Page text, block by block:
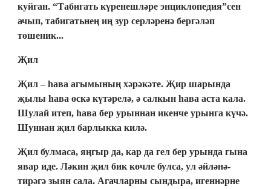
куйган. “Табигать күренешләре энциклопедия”сен
ачып, табигатьнең иң зур серләренә бергәләп
төшеник...
Җил
Җил – һава агымының хәрәкәте. Җир шарында
җылы һава өскә күтәрелә, ә салкын һава аста кала.
Шулай итеп, һава бер урыннан икенче урынга күчә.
Шуннан җил барлыкка килә.
Җил булмаса, яңгыр да, кар да гел бер урында гына
явар иде. Ләкин җил бик көчле булса, ул әйләнә-
тирәгә зыян сала. Агачларны сындыра, игеннәрне